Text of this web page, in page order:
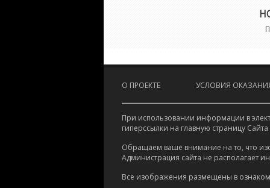
О ПРОЕКТЕ УСЛОВИЯ
При использовании информации в
гиперссылки на главную страницу
Обращаем ваше внимание на то, что
Администрация сайта не располагает
Все изображения размещены в